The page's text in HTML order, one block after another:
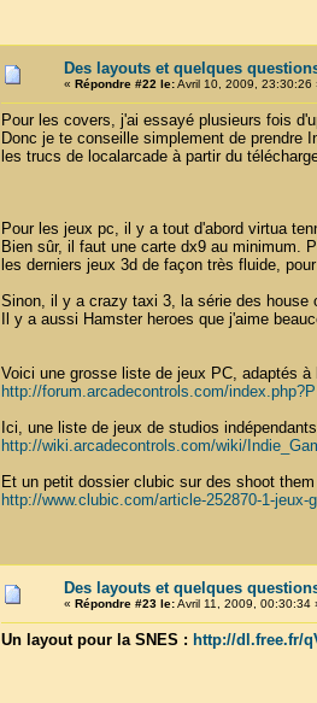
Des layouts et quelques
« Répondre #22 le:Avril 10, 2009, 23:30:26
Pour les covers, j'ai essayé plusieurs fois
Donc je te conseille simplement de prendre
les trucs de localarcade à partir du
Pour les jeux pc, il y a tout d'abord virtua
Bien sûr, il faut une carte dx9 au minimum.
les derniers jeux 3d de façon très fluide,
Sinon, il y a crazy taxi 3, la série des house
Il y a aussi Hamster heroes que j'aime
Voici une grosse liste de jeux PC, adaptés à
http://forum.arcadecontrols.com/
Ici, une liste de jeux de studios
http://wiki.arcadecontrols.com/wiki/
Et un petit dossier clubic sur des shoot
http://www.clubic.com/article-252870-1-
Des layouts et quelques
« Répondre #23 le:Avril 11, 2009, 00:30:34
Un layout pour la SNES : http://dl.free.fr/